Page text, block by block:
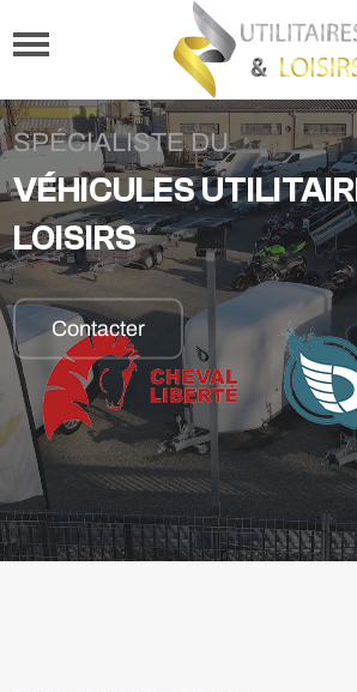
SPÉCIALISTE DU
VÉHICULES
LOISIRS
Contacter